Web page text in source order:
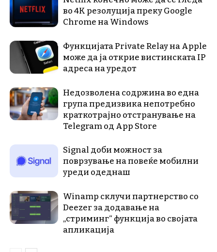
во 4K резолуција преку Google
Chrome на Windows
Функцијата Private Relay на Apple
може да ја открие вистинската IP
адреса на уредот
Недозволена содржина во една
група предизвика непотребно
краткотрајно отстранување на
Telegram од App Store
Signal доби можност за
поврзување на повеќе мобилни
уреди одеднаш
Winamp склучи партнерство со
Deezer за додавање на
„стриминг“ функција во својата
апликација